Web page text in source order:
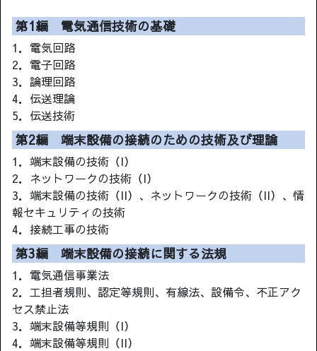
第1編 電気通信技術の基礎
1．電気回路
2．電子回路
3．論理回路
4．伝送理論
5．伝送技術
第2編 端末設備の接続のための技術及び理論
1．端末設備の技術（I）
2．ネットワークの技術（I）
3．端末設備の技術（II）、ネットワークの技術（II）、情
報セキュリティの技術
4．接続工事の技術
第3編 端末設備の接続に関する法規
1．電気通信事業法
2．工担者規則、認定等規則、有線法、設備令、不正アク
セス禁止法
3．端末設備等規則（I）
4．端末設備等規則（II）